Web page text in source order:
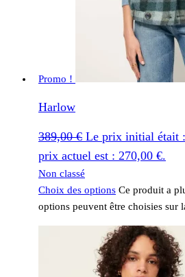
Promo !
Harlow
389,00€ Le prix initial était
prix actuel est : 270,00 €.
Non classé
Choix des options Ce produit a
options peuvent être choisies sur